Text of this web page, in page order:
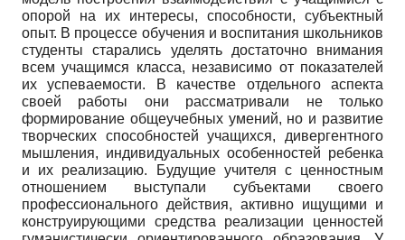
опорой на их интересы, способности, субъектный
опыт. В процессе обучения и воспитания школьников
студенты старались уделять достаточно внимания
всем учащимся класса, независимо от показателей
их успеваемости. В качестве отдельного аспекта
своей работы они рассматривали не только
формирование общеучебных умений, но и развитие
творческих способностей учащихся, дивергентного
мышления, индивидуальных особенностей ребенка
и их реализацию. Будущие учителя с ценностным
отношением выступали субъектами своего
профессионального действия, активно ищущими и
конструирующими средства реализации ценностей